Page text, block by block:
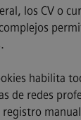
los CV o
habilita
de redes